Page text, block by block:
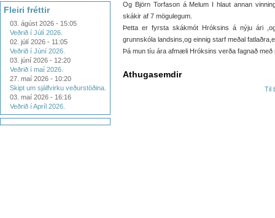
Fleiri fréttir
03. ágúst 2026 - 15:05
Veðrið í Júlí 2026.
02. júlí 2026 - 11:05
Veðrið í Júní 2026.
03. júní 2026 - 12:20
Veðrið í maí 2026.
27. maí 2026 - 10:20
Skipt um sjálfvirku veðurstöðina.
03. maí 2026 - 16:16
Veðrið í Apríl 2026.
Og Björn Torfason á Melum I hlaut annan
skákir af 7 mögulegum.
Þetta er fyrsta skákmót Hróksins á nýju ári
grunnskóla landsins,og einnig starf meðal
Þá mun tíu ára afmæli Hróksins verða fagnað
Athugasemdir
Til